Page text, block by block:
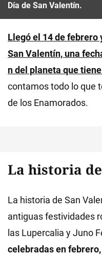
Día de San Valentín.
Llegó el 14 de febrero
San Valentín, una
n del planeta que
contamos todo lo que
de los Enamorados.
La historia
La historia de San
antiguas festividades
las Lupercalia y Juno
celebradas en